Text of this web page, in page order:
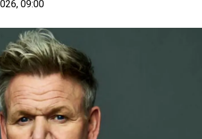
09:00